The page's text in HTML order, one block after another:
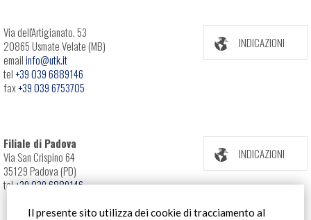
Il presente sito utilizza dei cookie di tracciamento al
Via dell'Artigianato, 53
20865 Usmate Velate (MB)
emailinfo@utk.it
tel+39 039 6889146
fax+39 039 6753705
INDICAZIONI
Filiale di Padova
Via San Crispino 64
35129 Padova (PD)
tel+39 039 6889146
INDICAZIONI